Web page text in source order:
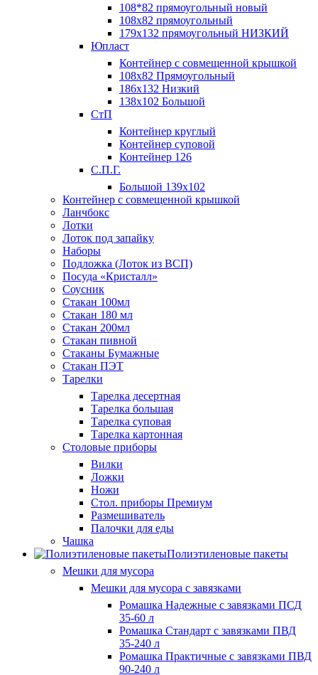
108*82 прямоугольный новый
108х82 прямоугольный
179х132 прямоугольный НИЗКИЙ
Юпласт
Контейнер с совмещенной крышкой
108х82 Прямоугольный
186х132 Низкий
138х102 Большой
СтП
Контейнер круглый
Контейнер суповой
Контейнер 126
С.П.Г.
Большой 139х102
Контейнер с совмещенной крышкой
Ланчбокс
Лотки
Лоток под запайку
Наборы
Подложка (Лоток из ВСП)
Посуда «Кристалл»
Соусник
Стакан 100мл
Стакан 180 мл
Стакан 200мл
Стакан пивной
Стаканы Бумажные
Стакан ПЭТ
Тарелки
Тарелка десертная
Тарелка большая
Тарелка суповая
Тарелка картонная
Столовые приборы
Вилки
Ложки
Ножи
Стол. приборы Премиум
Размешиватель
Палочки для еды
Чашка
Полиэтиленовые пакеты
Мешки для мусора
Мешки для мусора с завязками
Ромашка Надежные с завязками ПСД
35-60 л
Ромашка Стандарт с завязками ПВД
35-240 л
Ромашка Практичные с завязками ПВД
90-240 л